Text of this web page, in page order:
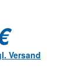
Versand